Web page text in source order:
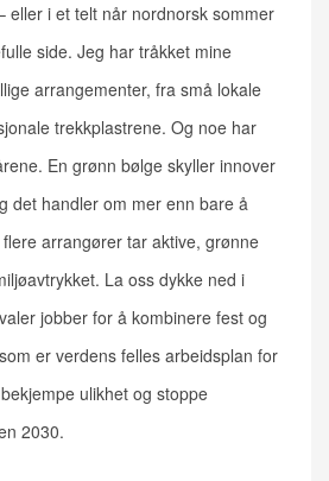
eller i et telt når nordnorsk sommer
side. Jeg har tråkket mine
arrangementer, fra små lokale
trekkplastrene. Og noe har
En grønn bølge skyller innover
det handler om mer enn bare å
arrangører tar aktive, grønne
La oss dykke ned i
jobber for å kombinere fest og
er verdens felles arbeidsplan for
ulikhet og stoppe
2030.